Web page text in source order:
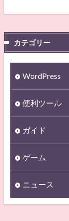
カテゴリー
WordPress
便利ツール
ガイド
ゲーム
ニュース